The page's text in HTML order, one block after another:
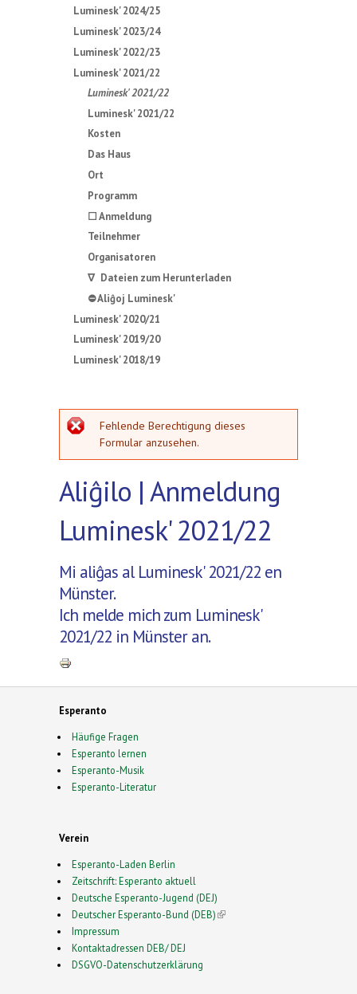
Luminesk' 2024/25
Luminesk' 2023/24
Luminesk' 2022/23
Luminesk' 2021/22
Luminesk' 2021/22
Luminesk' 2021/22
Kosten
Das Haus
Ort
Programm
☐ Anmeldung
Teilnehmer
Organisatoren
∇ Dateien zum Herunterladen
⛔ Aliĝoj Luminesk'
Luminesk' 2020/21
Luminesk' 2019/20
Luminesk' 2018/19
Fehlermeldung
Fehlende Berechtigung dieses
Formular anzusehen.
Aliĝilo | Anmeldung
Luminesk' 2021/22
Mi aliĝas al Luminesk' 2021/22 en
Münster.
Ich melde mich zum Luminesk'
2021/22 in Münster an.
Esperanto
Häufige Fragen
Esperanto lernen
Esperanto-Musik
Esperanto-Literatur
Verein
Esperanto-Laden Berlin
Zeitschrift: Esperanto aktuell
Deutsche Esperanto-Jugend (DEJ)
Deutscher Esperanto-Bund (DEB)(link is external)
Impressum
Kontaktadressen DEB/ DEJ
DSGVO-Datenschutzerklärung